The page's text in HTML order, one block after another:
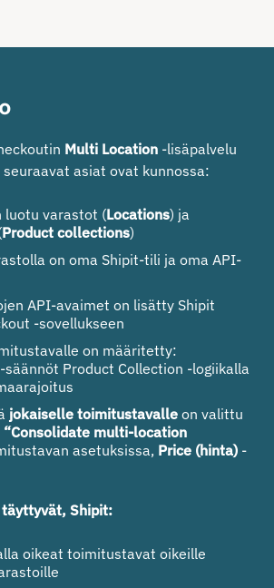
Multi Location -lisäpalvelu
asiat ovat kunnossa:
luotu varastot (Locations) ja
Product collections)
on oma Shipit-tili ja oma API-
API-avaimet on lisätty Shipit
-sovellukseen
on määritetty:
-säännöt Product Collection -logiikalla
jokaiselle toimitustavalle on valittu
“Consolidate multi-location
asetuksissa, Price (hinta) -
täyttyvät, Shipit:
oikeat toimitustavat oikeille